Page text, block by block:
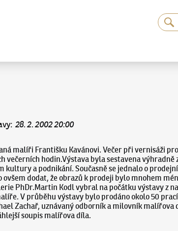
:28. 2. 2002 20:00
malíři Františku Kavánovi. Večer při vernisáži
večerních hodin.Výstava byla sestavena
a podnikání. Současně se jednalo o
dodat, že obrazů k prodeji bylo mnohem
PhDr.Martin Kodl vybral na počátku výstavy z
V průběhu výstavy bylo prodáno okolo 50
Zachař, uznávaný odborník a milovník
soupis malířova díla.